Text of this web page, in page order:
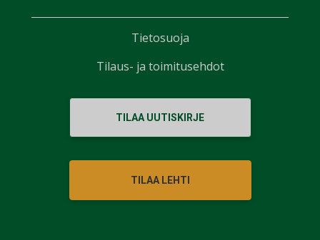
TILAA UUTISKIRJE
TILAA LEHTI
Tietosuoja
Tilaus- ja toimitusehdot